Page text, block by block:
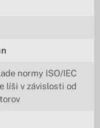
normy ISO/IEC
líši v závislosti od